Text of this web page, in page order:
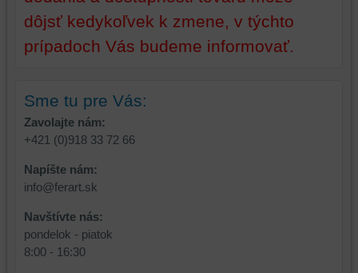
dôjsť kedykoľvek k zmene, v týchto
prípadoch Vás budeme informovať.
Sme tu pre Vás:
Zavolajte nám:
+421 (0)918 33 72 66
Napíšte nám:
info@ferart.sk
Navštívte nás:
pondelok - piatok
8:00 - 16:30
prehliadania
a
ukladať
niektoré
preferencií
toho,
aby
ste
mali
účet
alebo
bez